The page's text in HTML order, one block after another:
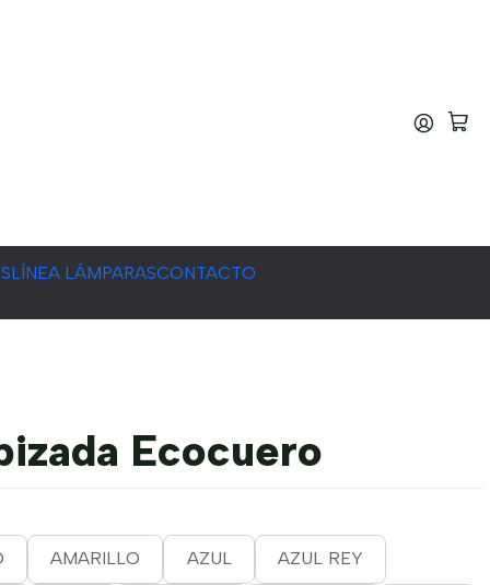
LÍNEA LÁMPARASCONTACTO
Ecocuero
AMARILLO AZUL AZUL REY